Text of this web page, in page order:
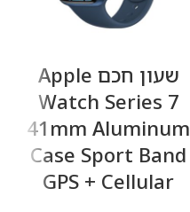
שעון חכם Apple
Watch Series 7
41mm Aluminum
Case Sport Band
GPS + Cellular